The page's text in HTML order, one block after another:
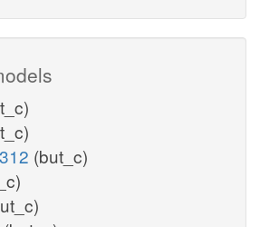
(but_c)